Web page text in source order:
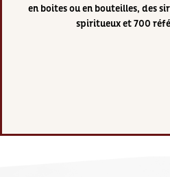
en boites ou en bouteilles, des
spiritueux et 700